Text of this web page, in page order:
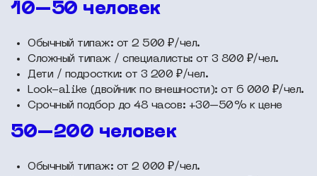
10–50 человек
Обычный типаж: от 2 500 ₽/чел.
Сложный типаж / специалисты: от 3 800 ₽/чел.
Дети / подростки: от 3 200 ₽/чел.
Look-alike (двойник по внешности): от 6 000 ₽/чел.
Срочный подбор до 48 часов: +30–50% к цене
50–200 человек
Обычный типаж: от 2 000 ₽/чел.